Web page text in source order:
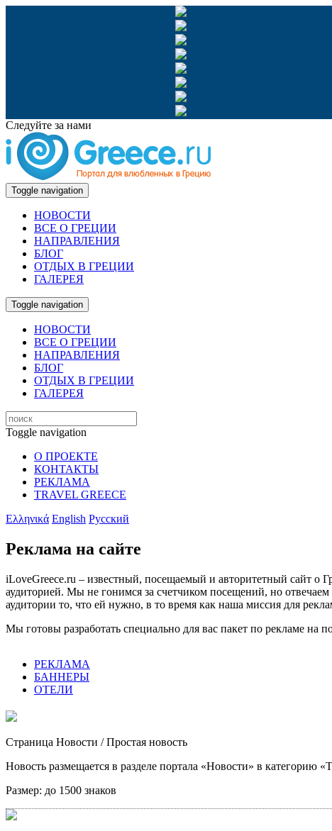
Следуйте за нами
Toggle navigation
НОВОСТИ
ВСЕ О ГРЕЦИИ
НАПРАВЛЕНИЯ
БЛОГ
ОТДЫХ В ГРЕЦИИ
ГАЛЕРЕЯ
Toggle navigation
НОВОСТИ
ВСЕ О ГРЕЦИИ
НАПРАВЛЕНИЯ
БЛОГ
ОТДЫХ В ГРЕЦИИ
ГАЛЕРЕЯ
Toggle navigation
О ПРОЕКТЕ
КОНТАКТЫ
РЕКЛАМА
TRAVEL GREECE
Ελληνικά English Русский
Реклама на сайте
iLoveGreece.ru – известный, посещаемый и авторитетный сайт о
аудиторией. Мы не гонимся за счетчиком посещений, но
аудитории то, что ей нужно, в то время как наша миссия для
Мы готовы разработать специально для вас пакет по рекламе на
РЕКЛАМА
БАННЕРЫ
ОТЕЛИ
Страница Новости / Простая новость
Новость размещается в разделе портала «Новости» в
Размер: до 1500 знаков